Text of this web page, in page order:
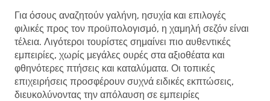
Για όσους αναζητούν γαλήνη, ησυχία και επιλογές
φιλικές προς τον προϋπολογισμό, η χαμηλή σεζόν είναι
τέλεια. Λιγότεροι τουρίστες σημαίνει πιο αυθεντικές
εμπειρίες, χωρίς μεγάλες ουρές στα αξιοθέατα και
φθηνότερες πτήσεις και καταλύματα. Οι τοπικές
επιχειρήσεις προσφέρουν συχνά ειδικές εκπτώσεις,
διευκολύνοντας την απόλαυση σε εμπειρίες